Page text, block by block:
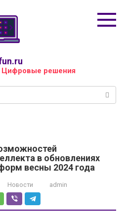
Цифровые решения
в обновлениях
весны 2024 года
Новости admin